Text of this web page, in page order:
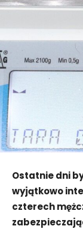
Ostatnie dni
wyjątkowo
czterech